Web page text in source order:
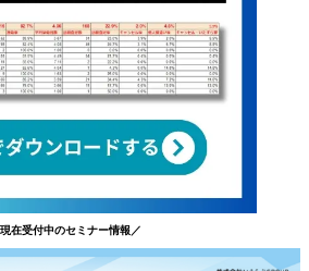
在受付中のセミナー情報／